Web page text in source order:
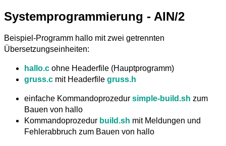
Systemprogrammierung - AIN/2
Beispiel-Programm hallo mit zwei getrennten
Übersetzungseinheiten:
hallo.c ohne Headerfile (Hauptprogramm)
gruss.c mit Headerfile gruss.h
einfache Kommandoprozedur simple-build.sh zum
Bauen von hallo
Kommandoprozedur build.sh mit Meldungen und
Fehlerabbruch zum Bauen von hallo